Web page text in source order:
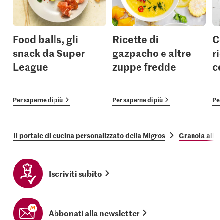
Food balls, gli
snack da Super
League
Per saperne di più
Ricette di
gazpacho e altre
zuppe fredde
Per saperne di più
Il portale di cucina personalizzato della Migros Granola
Iscriviti subito
Abbonati alla newsletter